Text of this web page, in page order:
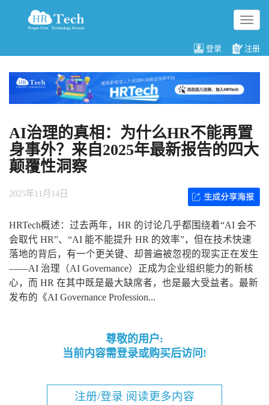
切
换
航
登录 注册
AI治理的真相：为什么HR不能再置
身事外？来自2025年最新报告的四大
颠覆性洞察
2025年11月14日
HRTech概述：过去两年，HR 的讨论几乎都围绕着“AI 会不
会取代 HR”、“AI 能不能提升 HR 的效率”，但在技术快速
落地的背后，有一个更关键、却普遍被忽视的现实正在发生
——AI 治理（AI Governance）正成为企业组织能力的新核
心，而 HR 在其中既是最大缺席者，也是最大受益者。最新
发布的《AI Governance Profession...
尊敬的用户:
当前内容需登录或购买后访问!
注册/登录 阅读更多内容